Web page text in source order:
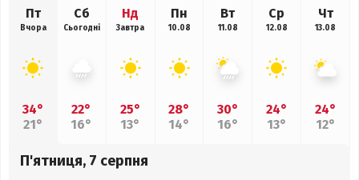
Пт
Вчора
34°
21°
Сб
Сьогодні
22°
16°
Нд
Завтра
25°
13°
Пн
10.08
28°
14°
Вт
11.08
30°
16°
Ср
12.08
24°
13°
Чт
13.08
24°
12°
П'ятниця, 7 серпня